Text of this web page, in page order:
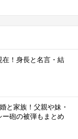
！身長と名言・結
と家族！父親や妹・
砲の被弾もまとめ